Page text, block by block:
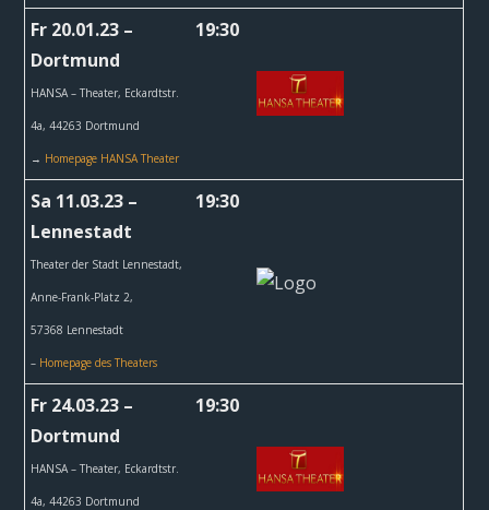
Fr 20.01.23 –
Dortmund
HANSA – Theater, Eckardtstr.
4a, 44263 Dortmund
→ Homepage HANSA Theater
19:30
Sa 11.03.23 –
Lennestadt
Theater der Stadt Lennestadt,
Anne-Frank-Platz 2,
57368 Lennestadt
– Homepage des Theaters
19:30
Fr 24.03.23 –
Dortmund
HANSA – Theater, Eckardtstr.
4a, 44263 Dortmund
19:30